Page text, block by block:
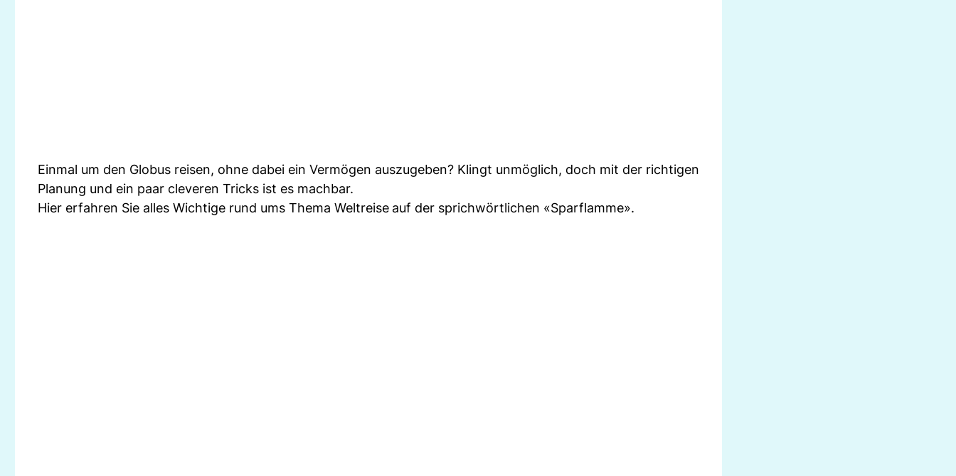
Einmal um den Globus reisen, ohne dabei ein Vermögen auszugeben? Klingt unmöglich, doch mit der richtigen
Planung und ein paar cleveren Tricks ist es machbar.
Hier erfahren Sie alles Wichtige rund ums Thema Weltreise auf der sprichwörtlichen «Sparflamme».